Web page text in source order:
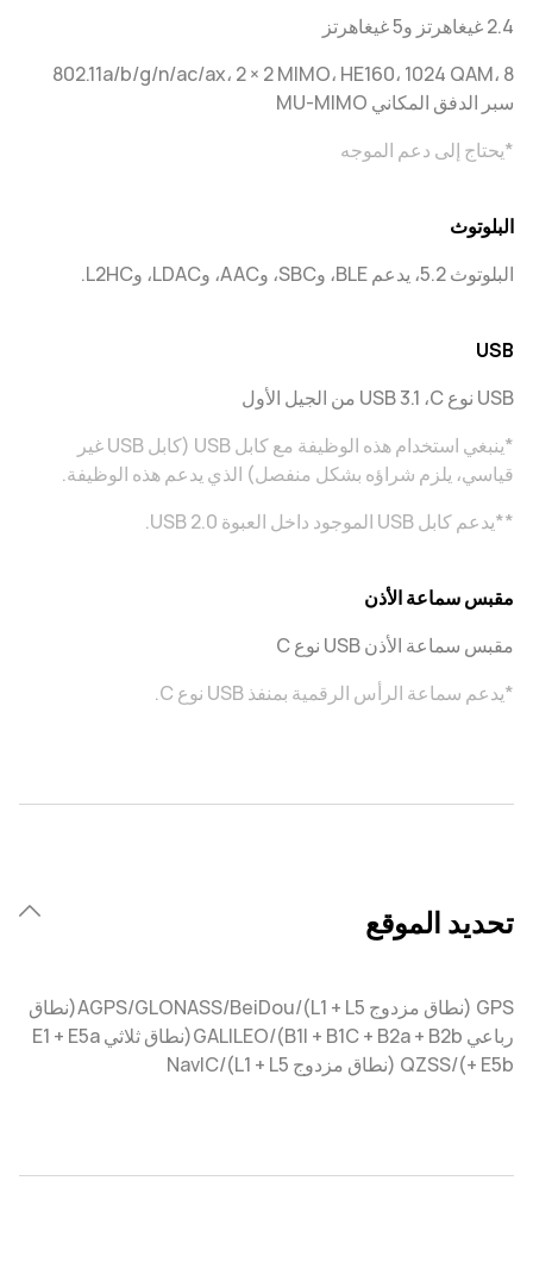
2.4 غيغاهرتز و5 غيغاهرتز
802.11a/b/g/n/ac/ax، 2 × 2 MIMO، HE160، 1024 QAM، 8
سبر الدفق المكاني MU-MIMO
*يحتاج إلى دعم الموجه
البلوتوث
البلوتوث 5.2، يدعم BLE، وSBC، وAAC، وLDAC، وL2HC.
USB
USB نوع C، ‏USB 3.1 من الجيل الأول
*ينبغي استخدام هذه الوظيفة مع كابل USB (كابل USB غير
قياسي، يلزم شراؤه بشكل منفصل) الذي يدعم هذه الوظيفة.
**يدعم كابل USB الموجود داخل العبوة USB 2.0.
مقبس سماعة الأذن
مقبس سماعة الأذن USB نوع C
*يدعم سماعة الرأس الرقمية بمنفذ USB نوع C.
تحديد الموقع
GPS (نطاق مزدوج L1 + L5)/AGPS/GLONASS/BeiDou(نطاق
رباعي B1I + B1C + B2a + B2b)/GALILEO(نطاق ثلاثي E1 + E5a
+ E5b)/QZSS (نطاق مزدوج L1 + L5)/NavIC